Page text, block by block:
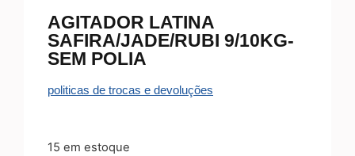
AGITADOR LATINA
SAFIRA/JADE/RUBI 9/10KG-
SEM POLIA
politicas de trocas e devoluções
15 em estoque